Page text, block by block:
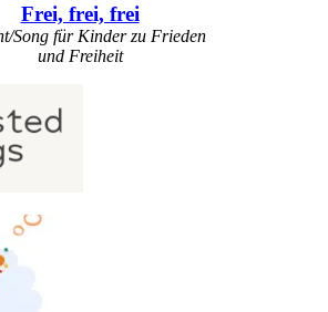
Frei, frei, frei
Song für Kinder zu Frieden
und Freiheit